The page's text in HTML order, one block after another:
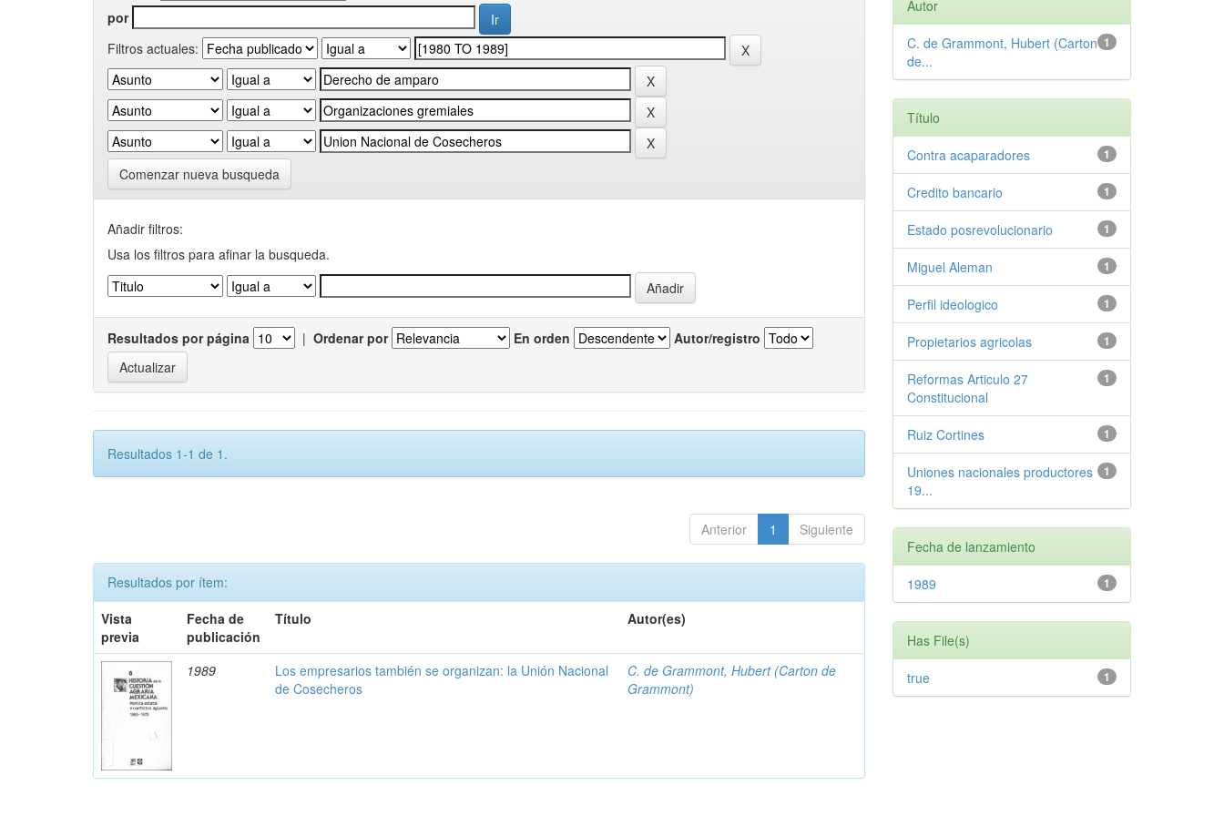
por
Filtros actuales:
Comenzar nueva busqueda
Añadir filtros:
Usa los filtros para afinar la busqueda.
Resultados por página | Ordenar por En orden Autor/registro
Resultados 1-1 de 1.
Anterior 1 Siguiente
Resultados por ítem:
Vista
previa
Fecha de
publicación
Título Autor(es)
1989
Los empresarios también se organizan: la Unión Nacional
de Cosecheros
C. de Grammont, Hubert (Carton de
Grammont)
Autor
1
C. de Grammont, Hubert (Carton
de...
Título
1
Contra acaparadores
1
Credito bancario
1
Estado posrevolucionario
1
Miguel Aleman
1
Perfil ideologico
1
Propietarios agricolas
1
Reformas Articulo 27
Constitucional
1
Ruiz Cortines
1
Uniones nacionales productores
19...
Fecha de lanzamiento
1
1989
Has File(s)
1
true